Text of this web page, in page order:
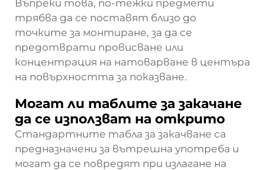
Въпреки това, по-тежки предмети
трябва да се поставят близо до
точките за монтиране, за да се
предотврати провисване или
концентрация на натоварване в центъра
на повърхността за показване.
Могат ли таблите за закачане
да се използват на открито
Стандартните табла за закачване са
предназначени за вътрешна употреба и
могат да се повредят при излагане на